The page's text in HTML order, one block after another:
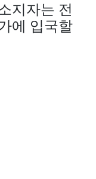
지자는 전
에 입국할